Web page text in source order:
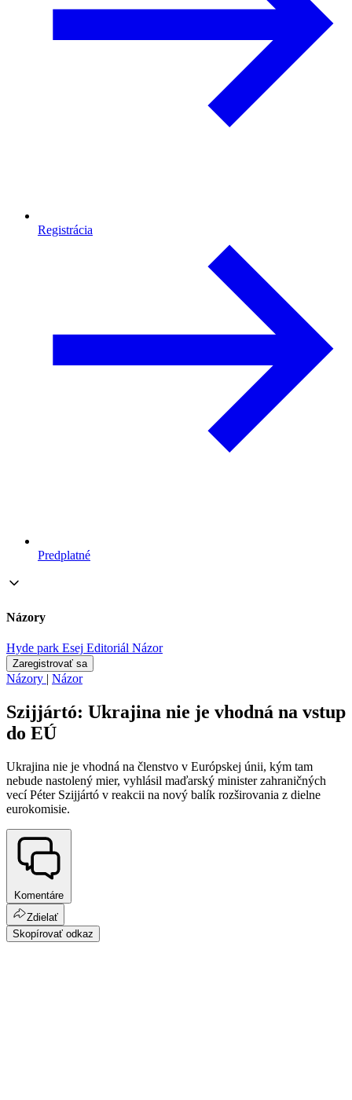
Registrácia
Predplatné
Názory
Hyde park Esej Editoriál Názor
Zaregistrovať sa
Názory | Názor
Szijjártó: Ukrajina nie je vhodná na vstup
do EÚ
Ukrajina nie je vhodná na členstvo v Európskej únii, kým tam
nebude nastolený mier, vyhlásil maďarský minister zahraničných
vecí Péter Szijjártó v reakcii na nový balík rozširovania z dielne
eurokomisie.
Komentáre
Zdielať
Skopírovať odkaz